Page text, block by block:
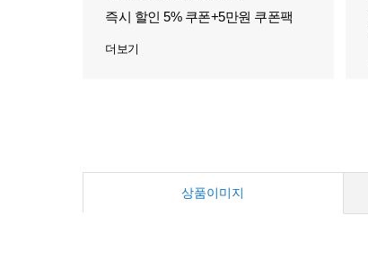
즉시 할인 5% 쿠폰+5만원 쿠폰팩
더보기
상품이미지